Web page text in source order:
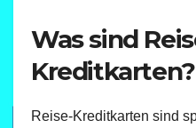
Was sind
Kreditkarten?
Reise-Kreditkarten sind